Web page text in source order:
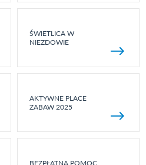
ŚWIETLICA W
NIEZDOWIE
AKTYWNE PLACE
ZABAW 2025
BEZPŁATNA POMOC